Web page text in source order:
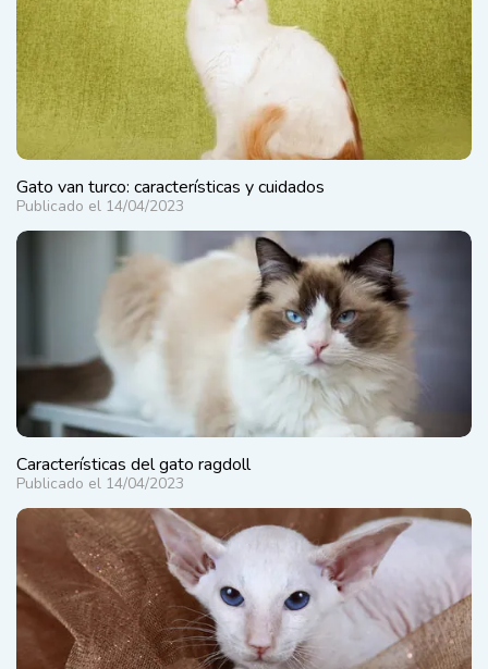
Gato van turco: características y cuidados
Publicado el 14/04/2023
Características del gato ragdoll
Publicado el 14/04/2023